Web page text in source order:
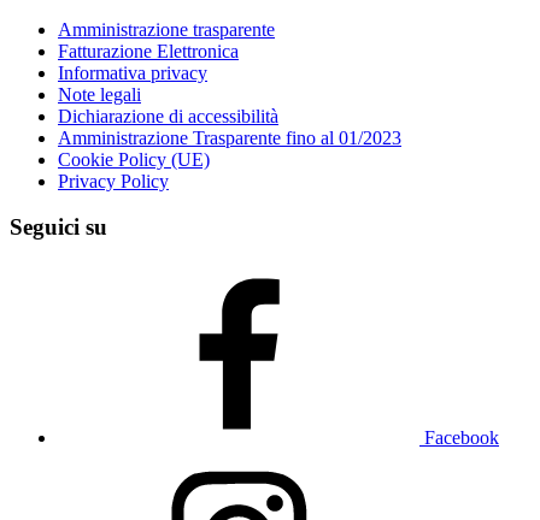
Amministrazione trasparente
Fatturazione Elettronica
Informativa privacy
Note legali
Dichiarazione di accessibilità
Amministrazione Trasparente fino al 01/2023
Cookie Policy (UE)
Privacy Policy
Seguici su
Facebook